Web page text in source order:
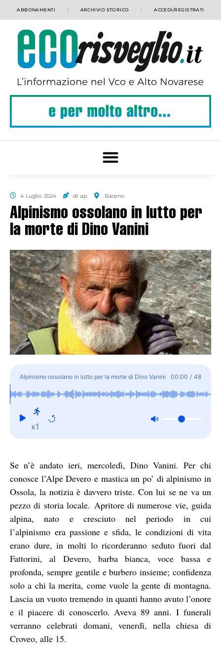
ABBONAMENTI ARCHIVIO STORICO ACCEDI/REGISTRATI
4 Luglio 2024 di a.p. Baceno
Alpinismo ossolano in lutto per
la morte di Dino Vanini
Alpinismo ossolano in lutto per la morte di Dino Vanini 00:00 / 48
x1
Se n’è andato ieri, mercoledì, Dino Vanini. Per chi
conosce l’Alpe Devero e mastica un po’ di alpinismo in
Ossola, la notizia è davvero triste. Con lui se ne va un
pezzo di storia locale. Apritore di numerose vie, guida
alpina, nato e cresciuto nel periodo in cui
l’alpinismo era passione e sfida, le condizioni di vita
erano dure, in molti lo ricorderanno seduto fuori dal
Fattorini, al Devero, barba bianca, voce bassa e
profonda, sempre gentile e burbero insieme; confidenza
solo a chi la merita, come vuole la gente di montagna.
Lascia un vuoto tremendo in quanti hanno avuto l’onore
e il piacere di conoscerlo. Aveva 89 anni. I funerali
verranno celebrati domani, venerdì, nella chiesa di
Croveo, alle 15.